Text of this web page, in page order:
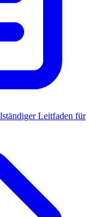
Leitfaden für